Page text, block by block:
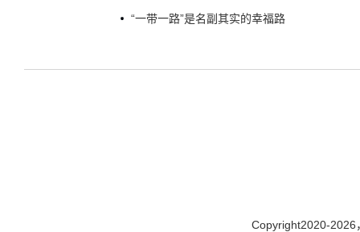
“一带一路”是名副其实的幸福路
Copyright2020-2026